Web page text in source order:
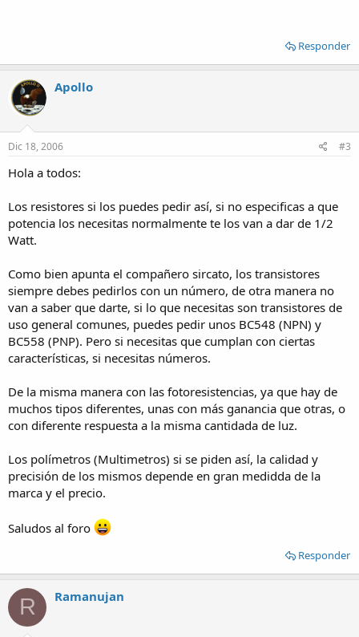
Responder
Apollo
Dic 18, 2006 #3
Hola a todos:
Los resistores si los puedes pedir así, si no especificas a que
potencia los necesitas normalmente te los van a dar de 1/2
Watt.
Como bien apunta el compañero sircato, los transistores
siempre debes pedirlos con un número, de otra manera no
van a saber que darte, si lo que necesitas son transistores de
uso general comunes, puedes pedir unos BC548 (NPN) y
BC558 (PNP). Pero si necesitas que cumplan con ciertas
características, si necesitas números.
De la misma manera con las fotoresistencias, ya que hay de
muchos tipos diferentes, unas con más ganancia que otras, o
con diferente respuesta a la misma cantidada de luz.
Los polímetros (Multimetros) si se piden así, la calidad y
precisión de los mismos depende en gran medidda de la
marca y el precio.
Saludos al foro
Responder
R Ramanujan